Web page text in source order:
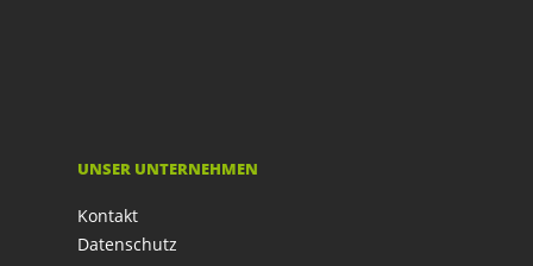
UNSER UNTERNEHMEN
Kontakt
Datenschutz